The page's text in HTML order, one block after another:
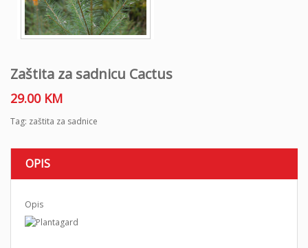
Zaštita za sadnicu Cactus
29.00 KM
Tag: zaštita za sadnice
OPIS
Opis